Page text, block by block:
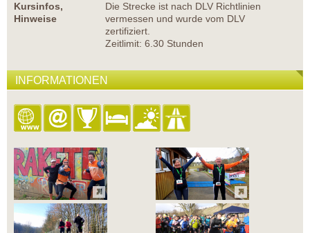
Kursinfos,
Hinweise
Die Strecke ist nach DLV Richtlinien
vermessen und wurde vom DLV
zertifiziert.
Zeitlimit: 6.30 Stunden
INFORMATIONEN